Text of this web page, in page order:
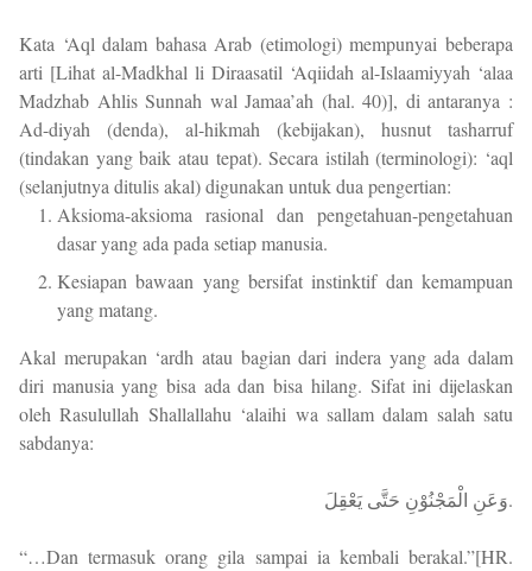
Kata ‘Aql dalam bahasa Arab (etimologi) mempunyai beberapa
arti [Lihat al-Madkhal li Diraasatil ‘Aqiidah al-Islaamiyyah ‘alaa
Madzhab Ahlis Sunnah wal Jamaa’ah (hal. 40)], di antaranya :
Ad-diyah (denda), al-hikmah (kebijakan), husnut tasharruf
(tindakan yang baik atau tepat). Secara istilah (terminologi): ‘aql
(selanjutnya ditulis akal) digunakan untuk dua pengertian:
Aksioma-aksioma rasional dan pengetahuan-pengetahuan
dasar yang ada pada setiap manusia.
Kesiapan bawaan yang bersifat instinktif dan kemampuan
yang matang.
Akal merupakan ‘ardh atau bagian dari indera yang ada dalam
diri manusia yang bisa ada dan bisa hilang. Sifat ini dijelaskan
oleh Rasulullah Shallallahu ‘alaihi wa sallam dalam salah satu
sabdanya:
وَعَنِ الْمَجْنُوْنِ حَتَّى يَعْقِلَ.
“…Dan termasuk orang gila sampai ia kembali berakal.”[HR.